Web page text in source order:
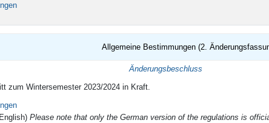
Allgemeine Bestimmungen (2.
Änderungsbeschluss
zum Wintersemester 2023/2024 in Kraft.
Please note that only the German version of the regulations is